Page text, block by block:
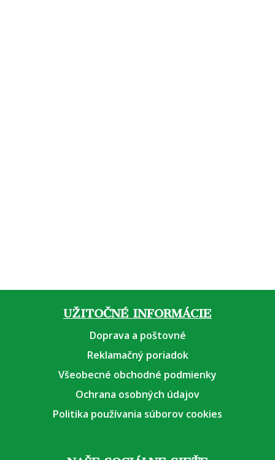
UŽITOČNÉ INFORMÁCIE
Doprava a poštovné
Reklamačný poriadok
Všeobecné obchodné podmienky
Ochrana osobných údajov
Politika používania súborov cookies